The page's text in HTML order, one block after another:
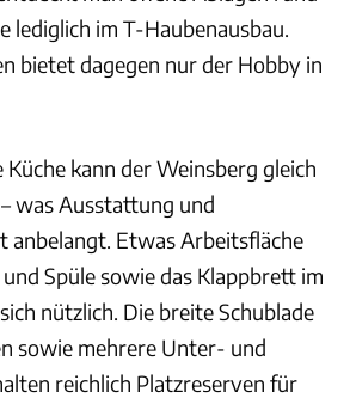
lediglich im T-Haubenausbau.
bietet dagegen nur der Hobby in
Küche kann der Weinsberg gleich
was Ausstattung und
anbelangt. Etwas Arbeitsfläche
Spüle sowie das Klappbrett im
nützlich. Die breite Schublade
sowie mehrere Unter- und
reichlich Platzreserven für